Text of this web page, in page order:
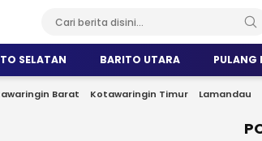
SELATAN BARITO UTARA PULANG
Barat Kotawaringin Timur Lamandau